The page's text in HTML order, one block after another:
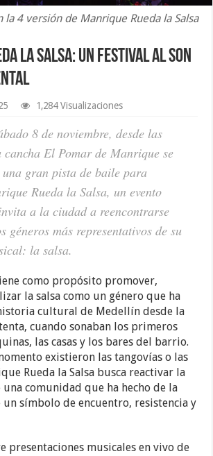
la 4 versión de Manrique Rueda la Salsa
la Salsa: un festival al son
1,284 Visualizaciones
8 de noviembre, desde las
El Pomar de Manrique se
gran pista de baile para
Rueda la Salsa, un evento
a la ciudad a reencontrarse
géneros más representativos de su
la salsa.
como propósito promover,
la salsa como un género que ha
cultural de Medellín desde la
cuando sonaban los primeros
las casas y los bares del barrio.
existieron las tangovías o las
Rueda la Salsa busca reactivar la
comunidad que ha hecho de la
un símbolo de encuentro, resistencia y
presentaciones musicales en vivo de